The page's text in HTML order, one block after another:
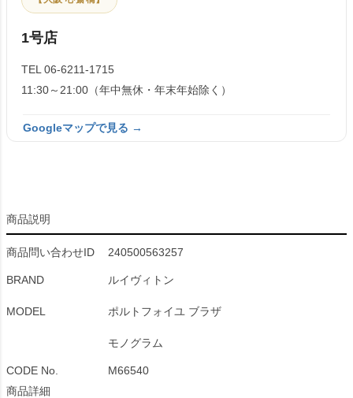
1号店
TEL 06-6211-1715
11:30～21:00（年中無休・年末年始除く）
Googleマップで見る →
商品説明
商品問い合わせID 240500563257
BRAND ルイヴィトン
MODEL ポルトフォイユ ブラザ
モノグラム
CODE No.
M66540
商品詳細